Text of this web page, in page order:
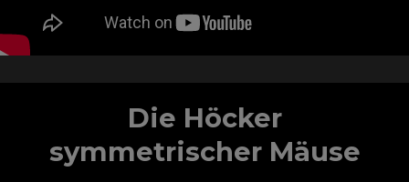
Die Höcker
symmetrischer Mäuse